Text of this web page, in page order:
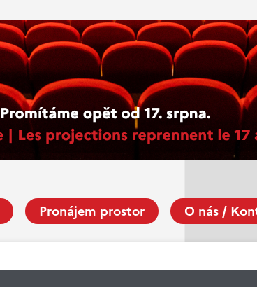
Pronájem prostor O nás /